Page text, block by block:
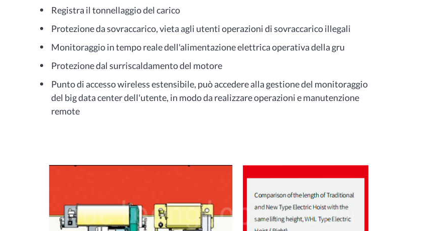
Registra il tonnellaggio del carico
Protezione da sovraccarico, vieta agli utenti operazioni di sovraccarico illegali
Monitoraggio in tempo reale dell'alimentazione elettrica operativa della gru
Protezione dal surriscaldamento del motore
Punto di accesso wireless estensibile, può accedere alla gestione del monitoraggio
del big data center dell'utente, in modo da realizzare operazioni e manutenzione
remote